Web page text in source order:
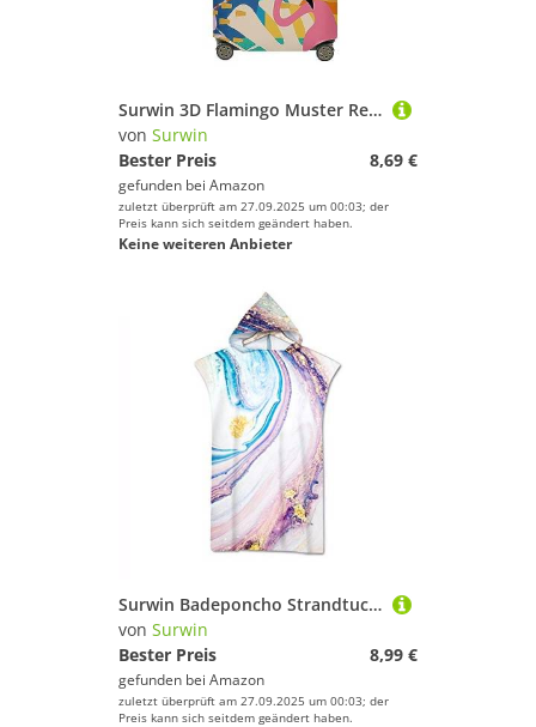
Surwin 3D Flamingo Muster Reise Kofferschutzhülle Waschbare Reisetasche Kofferbezug Elastisch Kofferhülle Gepäck Cover Reisekoffer Hülle Schutz Bezug Schutzhülle (Farbe,M (22-24 Zoll))
von Surwin
Bester Preis
8,69 €
gefunden bei Amazon
zuletzt überprüft am 27.09.2025 um 00:03; der
Preis kann sich seitdem geändert haben.
Keine weiteren Anbieter
Surwin Badeponcho Strandtuch Herren Damen Surfen Wechseln Handtuch Poncho Mit Kapuze kompakt und sehr leicht Robe Bademantel Surfponcho für Strand Schwimmen Schnorchel (70 * 110cm,Pink Lila)
von Surwin
Bester Preis
8,99 €
gefunden bei Amazon
zuletzt überprüft am 27.09.2025 um 00:03; der
Preis kann sich seitdem geändert haben.